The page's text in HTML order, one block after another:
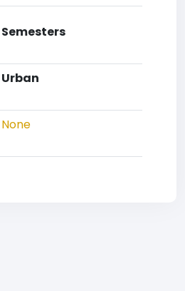
Semesters
Urban
None